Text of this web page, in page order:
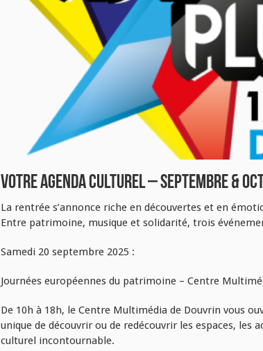
Votre Agenda culturel – Septembre &
La rentrée s’annonce riche en découvertes et en
Entre patrimoine, musique et solidarité, trois
Samedi 20 septembre 2025 :
Journées européennes du patrimoine – Centre
De 10h à 18h, le Centre Multimédia de Douvrin vous
unique de découvrir ou de redécouvrir les espaces, les
culturel incontournable.